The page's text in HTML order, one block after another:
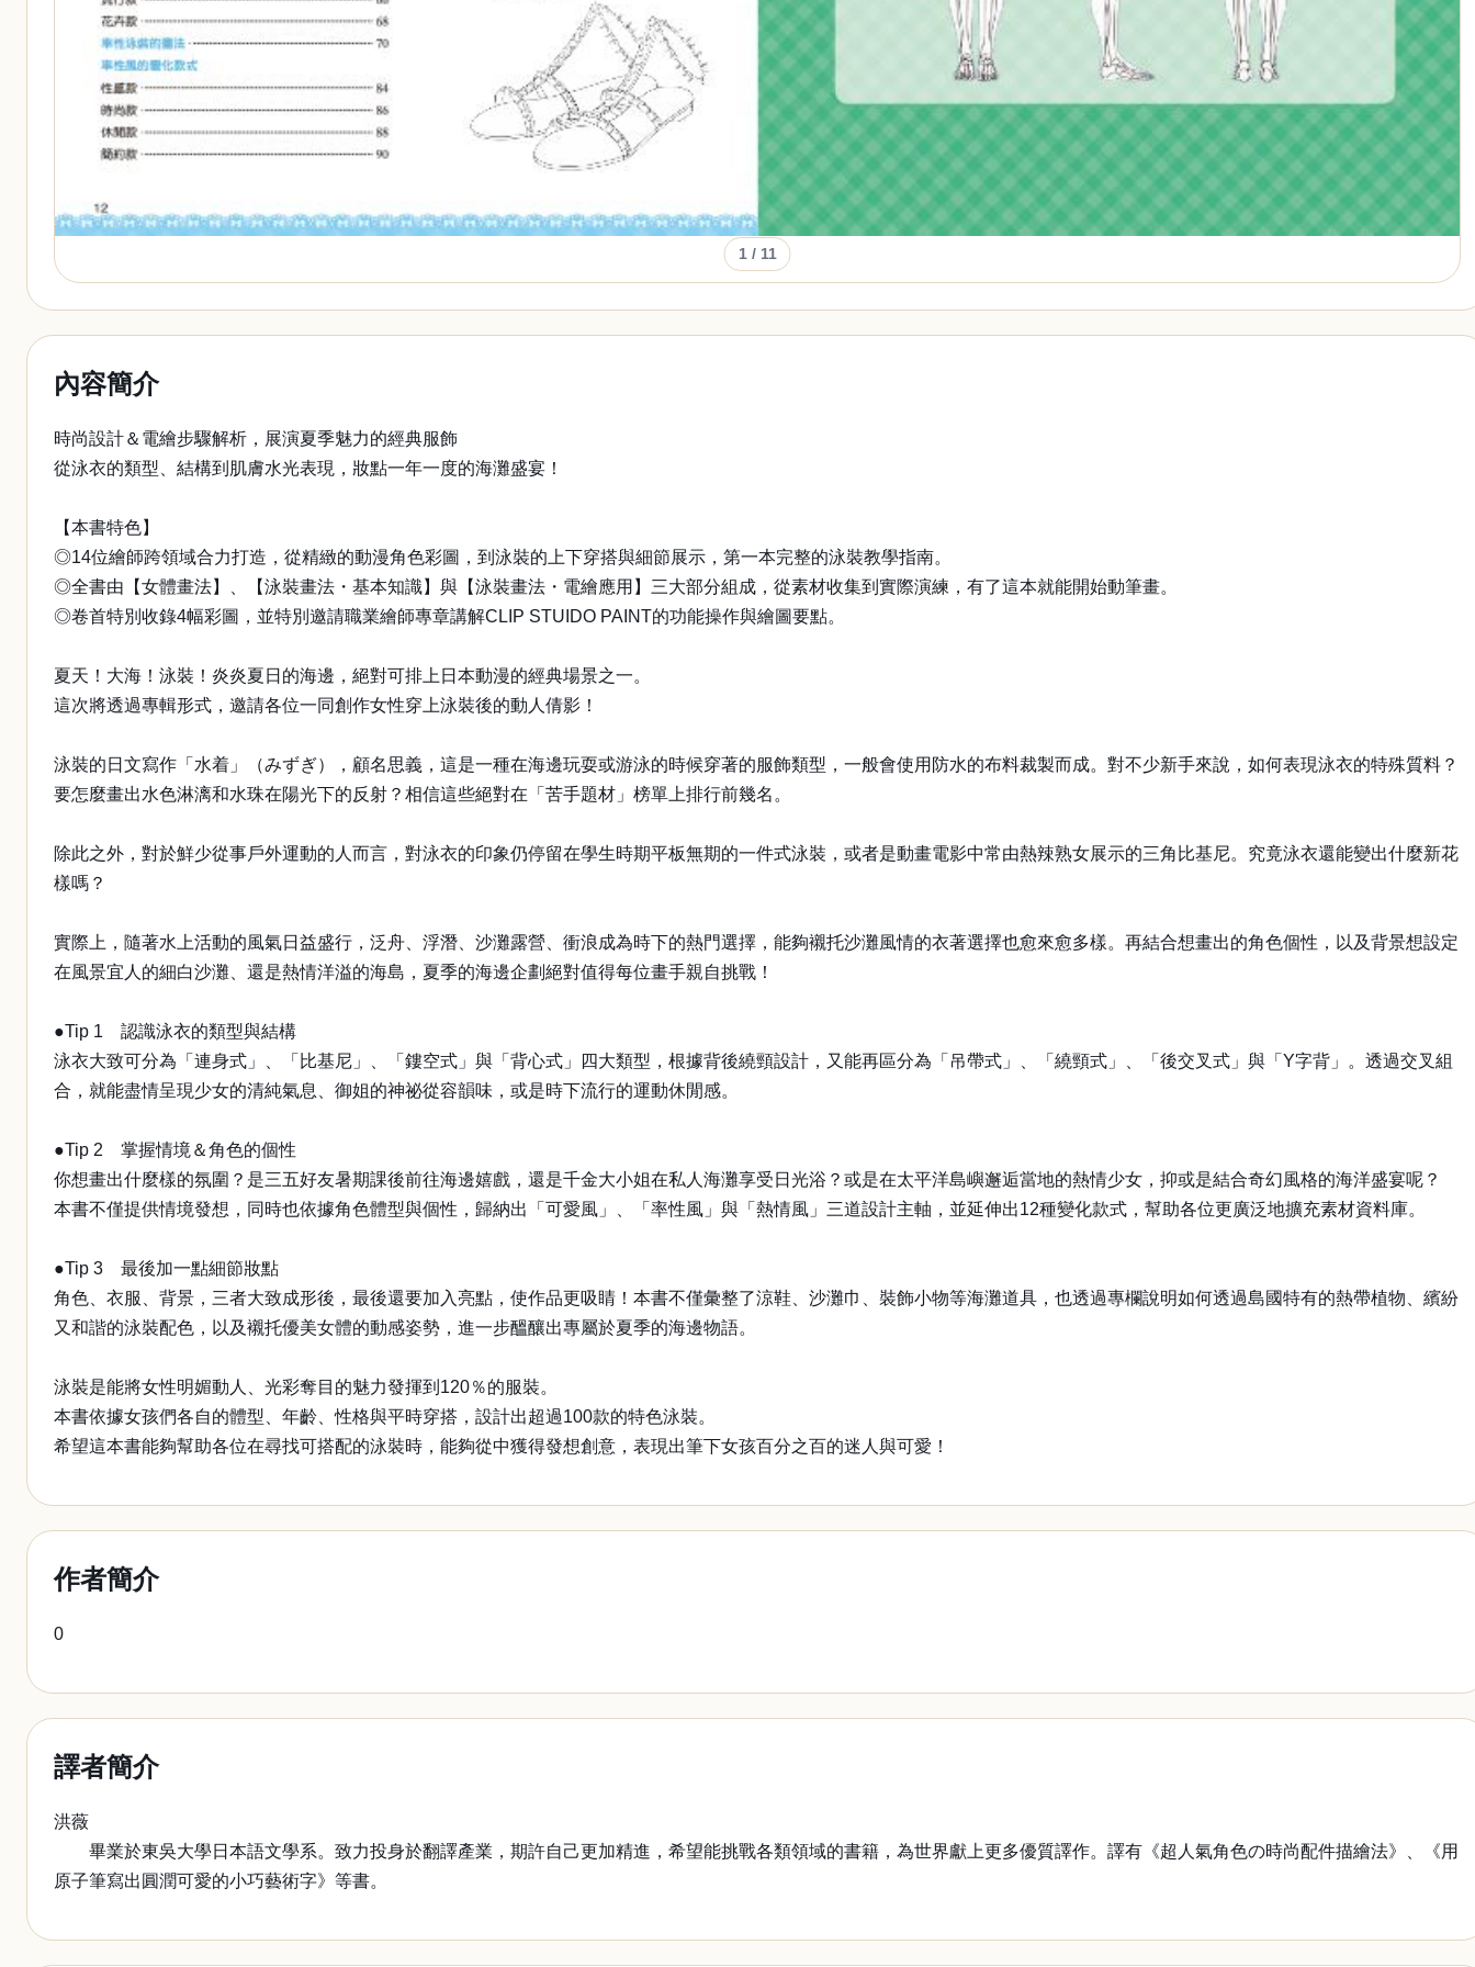
1/ 11
內容簡介
時尚設計＆電繪步驟解析，展演夏季魅力的經典服飾
從泳衣的類型、結構到肌膚水光表現，妝點一年一度的海灘盛宴！
【本書特色】
◎14位繪師跨領域合力打造，從精緻的動漫角色彩圖，到泳裝的上下穿搭與細節展示，第一本完整的泳裝教學指南。
◎全書由【女體畫法】、【泳裝畫法・基本知識】與【泳裝畫法・電繪應用】三大部分組成，從素材收集到實際演練，有了這本就能開始動筆畫。
◎卷首特別收錄4幅彩圖，並特別邀請職業繪師專章講解CLIP STUIDO PAINT的功能操作與繪圖要點。
夏天！大海！泳裝！炎炎夏日的海邊，絕對可排上日本動漫的經典場景之一。
這次將透過專輯形式，邀請各位一同創作女性穿上泳裝後的動人倩影！
泳裝的日文寫作「水着」（みずぎ），顧名思義，這是一種在海邊玩耍或游泳的時候穿著的服飾類型，一般會使用防水的布料裁製而成。對不少新手來說，如何表現泳衣的特殊質料？
要怎麼畫出水色淋漓和水珠在陽光下的反射？相信這些絕對在「苦手題材」榜單上排行前幾名。
除此之外，對於鮮少從事戶外運動的人而言，對泳衣的印象仍停留在學生時期平板無期的一件式泳裝，或者是動畫電影中常由熱辣熟女展示的三角比基尼。究竟泳衣還能變出什麼新花
樣嗎？
實際上，隨著水上活動的風氣日益盛行，泛舟、浮潛、沙灘露營、衝浪成為時下的熱門選擇，能夠襯托沙灘風情的衣著選擇也愈來愈多樣。再結合想畫出的角色個性，以及背景想設定
在風景宜人的細白沙灘、還是熱情洋溢的海島，夏季的海邊企劃絕對值得每位畫手親自挑戰！
●Tip 1 認識泳衣的類型與結構
泳衣大致可分為「連身式」、「比基尼」、「鏤空式」與「背心式」四大類型，根據背後繞頸設計，又能再區分為「吊帶式」、「繞頸式」、「後交叉式」與「Y字背」。透過交叉組
合，就能盡情呈現少女的清純氣息、御姐的神祕從容韻味，或是時下流行的運動休閒感。
●Tip 2 掌握情境＆角色的個性
你想畫出什麼樣的氛圍？是三五好友暑期課後前往海邊嬉戲，還是千金大小姐在私人海灘享受日光浴？或是在太平洋島嶼邂逅當地的熱情少女，抑或是結合奇幻風格的海洋盛宴呢？
本書不僅提供情境發想，同時也依據角色體型與個性，歸納出「可愛風」、「率性風」與「熱情風」三道設計主軸，並延伸出12種變化款式，幫助各位更廣泛地擴充素材資料庫。
●Tip 3 最後加一點細節妝點
角色、衣服、背景，三者大致成形後，最後還要加入亮點，使作品更吸睛！本書不僅彙整了涼鞋、沙灘巾、裝飾小物等海灘道具，也透過專欄說明如何透過島國特有的熱帶植物、繽紛
又和諧的泳裝配色，以及襯托優美女體的動感姿勢，進一步醞釀出專屬於夏季的海邊物語。
泳裝是能將女性明媚動人、光彩奪目的魅力發揮到120％的服裝。
本書依據女孩們各自的體型、年齡、性格與平時穿搭，設計出超過100款的特色泳裝。
希望這本書能夠幫助各位在尋找可搭配的泳裝時，能夠從中獲得發想創意，表現出筆下女孩百分之百的迷人與可愛！
作者簡介
0
譯者簡介
洪薇
畢業於東吳大學日本語文學系。致力投身於翻譯產業，期許自己更加精進，希望能挑戰各類領域的書籍，為世界獻上更多優質譯作。譯有《超人氣角色の時尚配件描繪法》、《用
原子筆寫出圓潤可愛的小巧藝術字》等書。